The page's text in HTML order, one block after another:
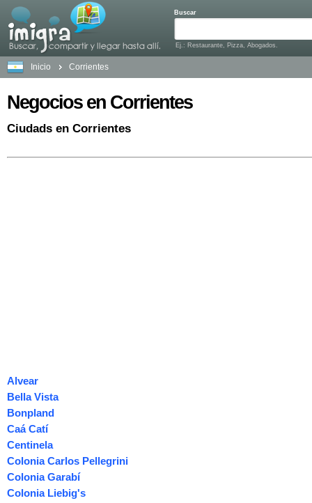
Buscar
Ej.: Restaurante, Pizza, Abogados.
Inicio Corrientes
Negocios en Corrientes
Ciudads en Corrientes
Alvear
Bella Vista
Bonpland
Caá Catí
Centinela
Colonia Carlos Pellegrini
Colonia Garabí
Colonia Liebig's